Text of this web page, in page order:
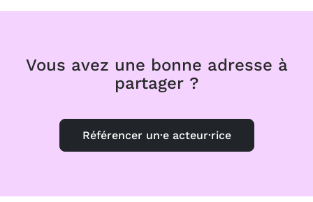
Vous avez une bonne adresse à
partager ?
Référencer un·e acteur·rice